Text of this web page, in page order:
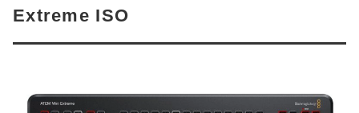
Extreme ISO